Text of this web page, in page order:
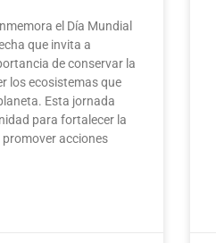
el Día Mundial
que invita a
de conservar la
los ecosistemas que
Esta jornada
para fortalecer la
acciones